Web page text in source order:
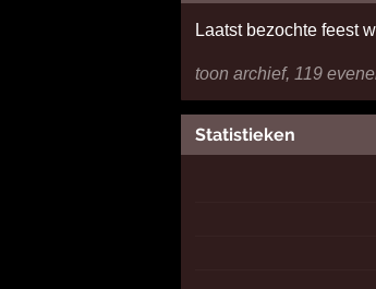
Laatst bezochte feest
toon archief, 119
Statistieken